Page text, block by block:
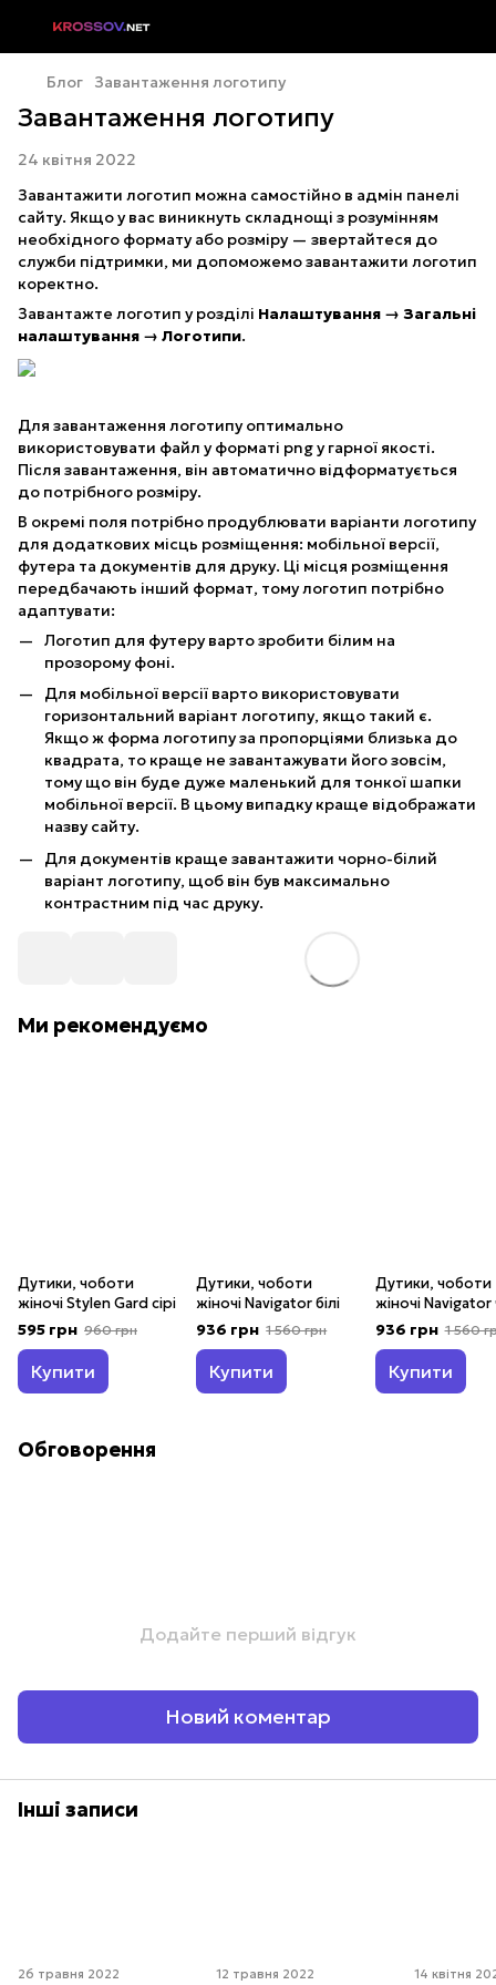
Блог Завантаження логотипу
Завантаження логотипу
24 квітня 2022
Завантажити логотип можна самостійно в адмін панелі
сайту. Якщо у вас виникнуть складнощі з розумінням
необхідного формату або розміру — звертайтеся до
служби підтримки, ми допоможемо завантажити логотип
коректно.
Завантажте логотип у розділі Налаштування → Загальні
налаштування → Логотипи.
Для завантаження логотипу оптимально
використовувати файл у форматі png у гарної якості.
Після завантаження, він автоматично відформатується
до потрібного розміру.
В окремі поля потрібно продублювати варіанти логотипу
для додаткових місць розміщення: мобільної версії,
футера та документів для друку. Ці місця розміщення
передбачають інший формат, тому логотип потрібно
адаптувати:
Логотип для футеру варто зробити білим на
прозорому фоні.
Для мобільної версії варто використовувати
горизонтальний варіант логотипу, якщо такий є.
Якщо ж форма логотипу за пропорціями близька до
квадрата, то краще не завантажувати його зовсім,
тому що він буде дуже маленький для тонкої шапки
мобільної версії. В цьому випадку краще відображати
назву сайту.
Для документів краще завантажити чорно-білий
варіант логотипу, щоб він був максимально
контрастним під час друку.
Ми рекомендуємо
Дутики, чоботи
жіночі Stylen Gard сірі
595 грн 960 грн
Купити
Дутики, чоботи
жіночі Navigator білі
936 грн 1 560 грн
Купити
Дутики, чоботи
жіночі Navigator
936 грн 1 560
Купити
Обговорення
Додайте перший відгук
Новий коментар
Інші записи
26 травня 2022 12 травня 2022 14 квітня